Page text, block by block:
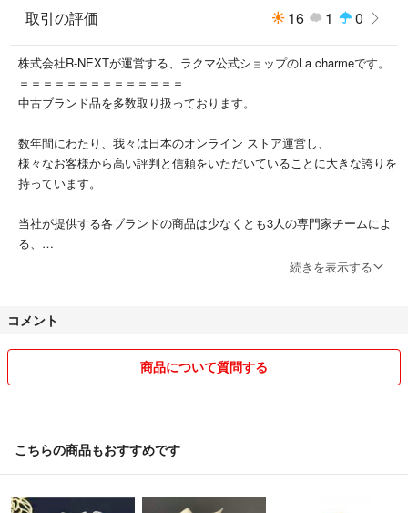
外側状態
状態綺麗
古物商許可番号 第304361805667号/東京都公安委員会/古物商許可証
取引の評価 16 1 0
株式会社R-NEXTが運営する、ラクマ公式ショップのLa charmeです。
＝＝＝＝＝＝＝＝＝＝＝＝＝＝
中古ブランド品を多数取り扱っております。
数年間にわたり、我々は日本のオンライン ストア運営し、
様々なお客様から高い評判と信頼をいただいていることに大きな誇りを
持っています。
当社が提供する各ブランドの商品は少なくとも3人の専門家チームによ
る、
徹底的な査定プロセスを通って厳選されています。
すべての商品を最も優れた状態でお客様のもとに届けるようしておりま
＝＝＝＝＝＝＝＝＝＝＝＝＝＝
▼特商法
https://fril.jp/ts/official/law/a289/
https://fril.jp/ts/official/law/a289/#return_policy
続きを表示する
コメント
商品について質問する
こちらの商品もおすすめです